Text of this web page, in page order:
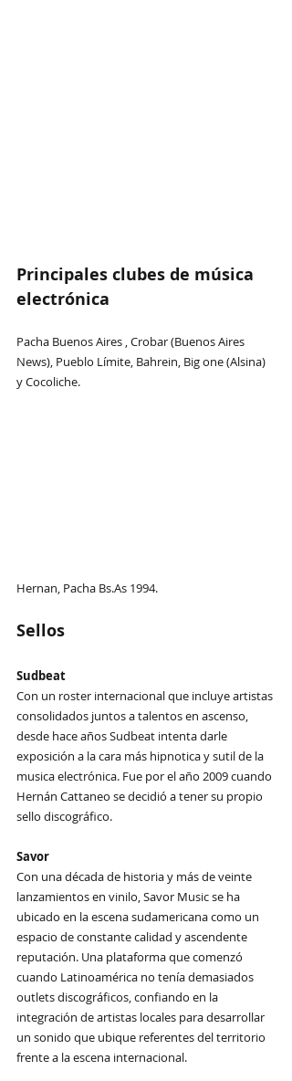
Principales clubes de música
electrónica
Pacha Buenos Aires , Crobar (Buenos Aires
News), Pueblo Límite, Bahrein, Big one (Alsina)
y Cocoliche.
Hernan, Pacha Bs.As 1994.
Sellos
Sudbeat
Con un roster internacional que incluye artistas
consolidados juntos a talentos en ascenso,
desde hace años Sudbeat intenta darle
exposición a la cara más hipnotica y sutil de la
musica electrónica. Fue por el año 2009 cuando
Hernán Cattaneo se decidió a tener su propio
sello discográfico.
Savor
Con una década de historia y más de veinte
lanzamientos en vinilo, Savor Music se ha
ubicado en la escena sudamericana como un
espacio de constante calidad y ascendente
reputación. Una plataforma que comenzó
cuando Latinoamérica no tenía demasiados
outlets discográficos, confiando en la
integración de artistas locales para desarrollar
un sonido que ubique referentes del territorio
frente a la escena internacional.